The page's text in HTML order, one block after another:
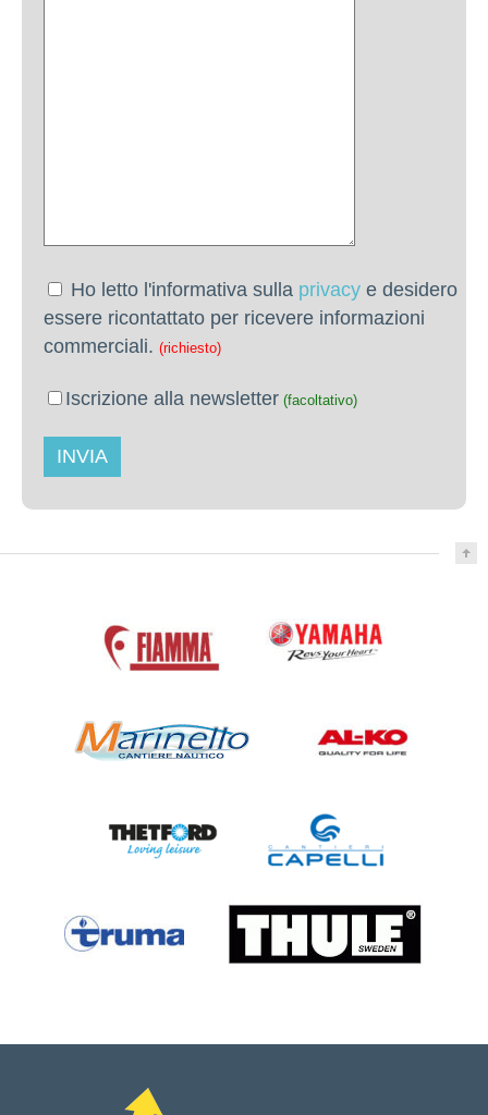
Ho letto l'informativa sulla privacy e desidero
essere ricontattato per ricevere informazioni
commerciali. (richiesto)
Iscrizione alla newsletter (facoltativo)